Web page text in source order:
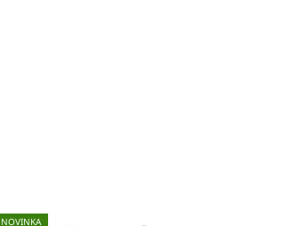
NOVINKA